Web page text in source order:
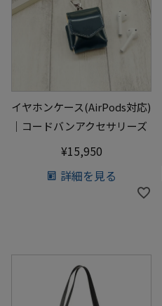
イヤホンケース(AirPods対応)
｜コードバンアクセサリーズ
¥15,950
詳細を見る